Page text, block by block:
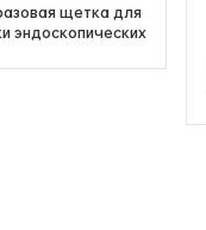
щетка для
эндоскопических